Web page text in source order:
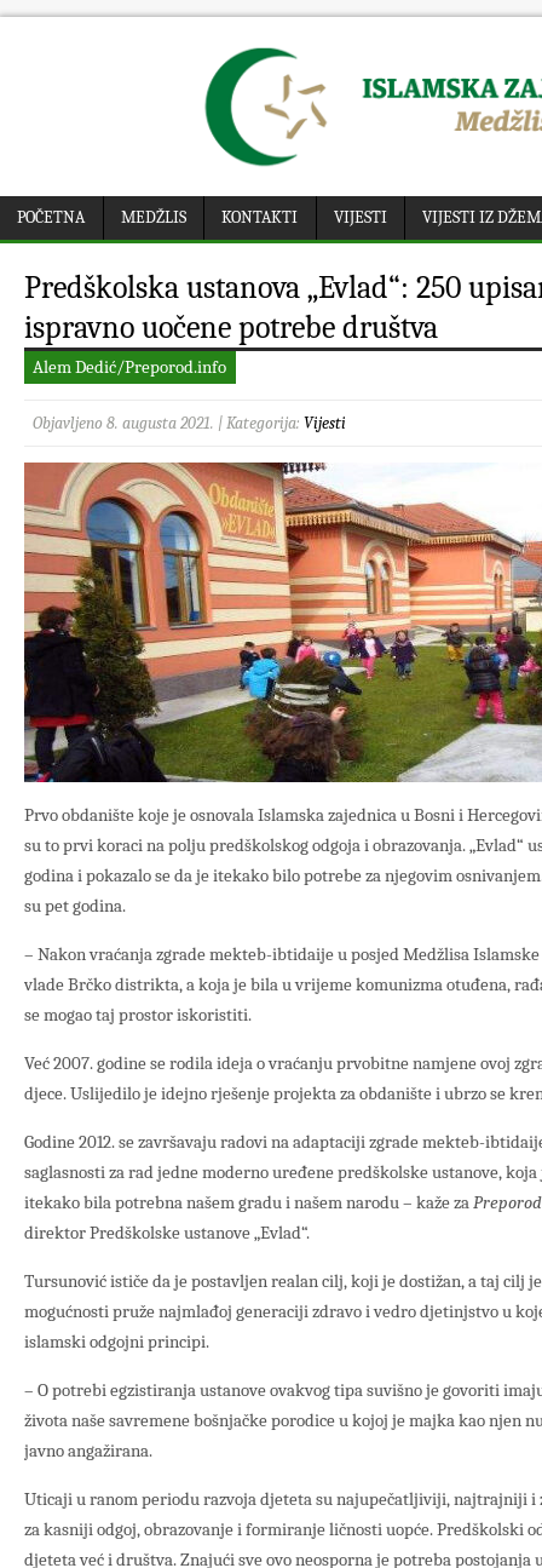
POČETNA MEDŽLIS KONTAKTI VIJESTI VIJESTI IZ
Predškolska ustanova „Evlad“: 250
ispravno uočene potrebe društva
Alem Dedić/Preporod.info
Objavljeno 8. augusta 2021. | Kategorija: Vijesti
Prvo obdanište koje je osnovala Islamska zajednica u Bosni i
su to prvi koraci na polju predškolskog odgoja i obrazovanja. „Evlad“
godina i pokazalo se da je itekako bilo potrebe za njegovim
su pet godina.
– Nakon vraćanja zgrade mekteb-ibtidaije u posjed Medžlisa
vlade Brčko distrikta, a koja je bila u vrijeme komunizma otuđena,
se mogao taj prostor iskoristiti.
Već 2007. godine se rodila ideja o vraćanju prvobitne namjene ovoj
djece. Uslijedilo je idejno rješenje projekta za obdanište i ubrzo se
Godine 2012. se završavaju radovi na adaptaciji zgrade mekteb-
saglasnosti za rad jedne moderno uređene predškolske ustanove,
itekako bila potrebna našem gradu i našem narodu – kaže za
direktor Predškolske ustanove „Evlad“.
Tursunović ističe da je postavljen realan cilj, koji je dostižan, a taj cilj
mogućnosti pruže najmlađoj generaciji zdravo i vedro djetinjstvo u
islamski odgojni principi.
– O potrebi egzistiranja ustanove ovakvog tipa suvišno je govoriti
života naše savremene bošnjačke porodice u kojoj je majka kao njen
javno angažirana.
Uticaji u ranom periodu razvoja djeteta su najupečatljiviji, najtrajniji i
za kasniji odgoj, obrazovanje i formiranje ličnosti uopće. Predškolski
djeteta već i društva. Znajući sve ovo neosporna je potreba postojanja